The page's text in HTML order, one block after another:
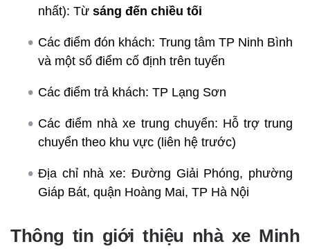
nhất): Từ sáng đến chiều tối
Các điểm đón khách: Trung tâm TP Ninh Bình
và một số điểm cố định trên tuyến
Các điểm trả khách: TP Lạng Sơn
Các điểm nhà xe trung chuyển: Hỗ trợ trung
chuyển theo khu vực (liên hệ trước)
Địa chỉ nhà xe: Đường Giải Phóng, phường
Giáp Bát, quận Hoàng Mai, TP Hà Nội
Thông tin giới thiệu nhà xe Minh